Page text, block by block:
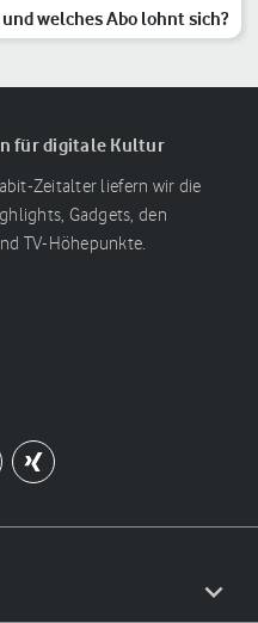
welches Abo lohnt sich?
für digitale Kultur
Zeitalter liefern wir die
Gadgets, den
TV-Höhepunkte.